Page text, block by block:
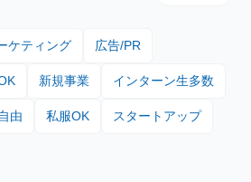
ケティング 広告/PR
新規事業 インターン生多数
由 私服OK スタートアップ